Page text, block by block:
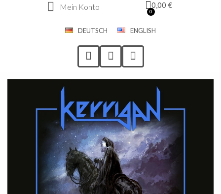
Mein Konto 0,00 €
DEUTSCH ENGLISH